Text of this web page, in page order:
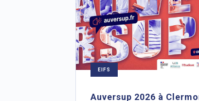
EIFS
Auversup 2026 à